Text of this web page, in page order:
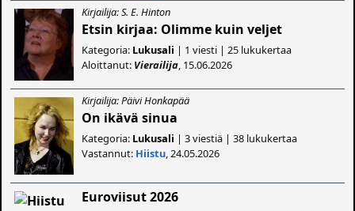
Kirjailija: S. E. Hinton
Etsin kirjaa: Olimme kuin veljet
Kategoria: Lukusali | 1 viesti | 25 lukukertaa
Aloittanut: Vierailija , 15.06.2026
Kirjailija: Päivi Honkapää
On ikävä sinua
Kategoria: Lukusali | 3 viestiä | 38 lukukertaa
Vastannut: Hiistu, 24.05.2026
Euroviisut 2026